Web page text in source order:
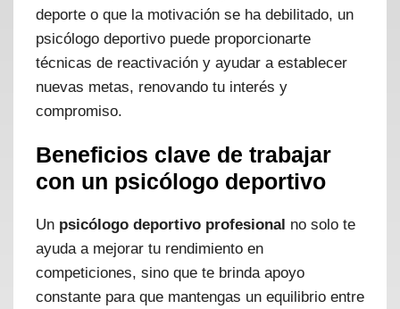
deporte o que la motivación se ha debilitado, un
psicólogo deportivo puede proporcionarte
técnicas de reactivación y ayudar a establecer
nuevas metas, renovando tu interés y
compromiso.
Beneficios clave de trabajar
con un psicólogo deportivo
Un psicólogo deportivo profesional no solo te
ayuda a mejorar tu rendimiento en
competiciones, sino que te brinda apoyo
constante para que mantengas un equilibrio entre